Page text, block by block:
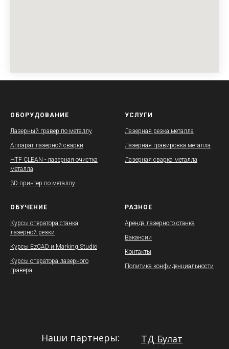
ОБОРУДОВАНИЕ
Лазерный гравер по металлу
Аппарат лазерной сварки
HTF CLEAN - лазерная очистка
металла
3D принтер по металлу
УСЛУГИ
Лазерная резка металла
Лазерная гравировка металла
Лазерная сварка металла
ОБУЧЕНИЕ
Курсы оператора станка
лазерной резки
Курсы EzCAD и Marking Studio
Курсы оператора лазерного
гравера
РАЗНОЕ
Аренда лазерного станка
Вакансии
Контакты
Политика конфиденциальности
Наши партнеры: ТД Булат